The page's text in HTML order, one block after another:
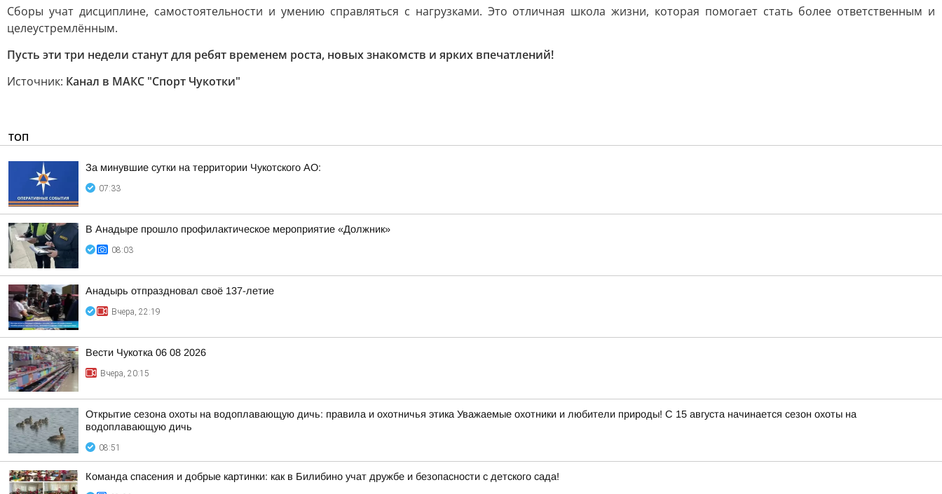
Сборы учат дисциплине, самостоятельности и умению справляться с нагрузками. Это отличная школа жизни, которая помогает стать более ответственным и
целеустремлённым.
Пусть эти три недели станут для ребят временем роста, новых знакомств и ярких впечатлений!
Источник: Канал в МАКС "Спорт Чукотки"
ТОП
За минувшие сутки на территории Чукотского АО:
07:33
В Анадыре прошло профилактическое мероприятие «Должник»
08:03
Анадырь отпраздновал своё 137-летие
Вчера, 22:19
Вести Чукотка 06 08 2026
Вчера, 20:15
Открытие сезона охоты на водоплавающую дичь: правила и охотничья этика Уважаемые охотники и любители природы! С 15 августа начинается сезон охоты на
водоплавающую дичь
08:51
Команда спасения и добрые картинки: как в Билибино учат дружбе и безопасности с детского сада!